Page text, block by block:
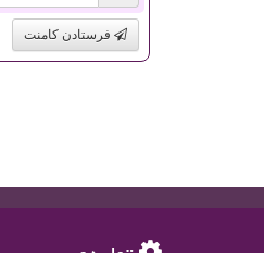
فرستادن کامنت